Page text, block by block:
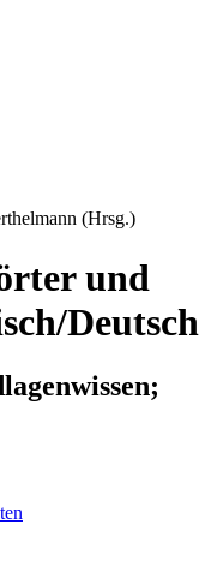
(Hrsg.)
und
Deutsch